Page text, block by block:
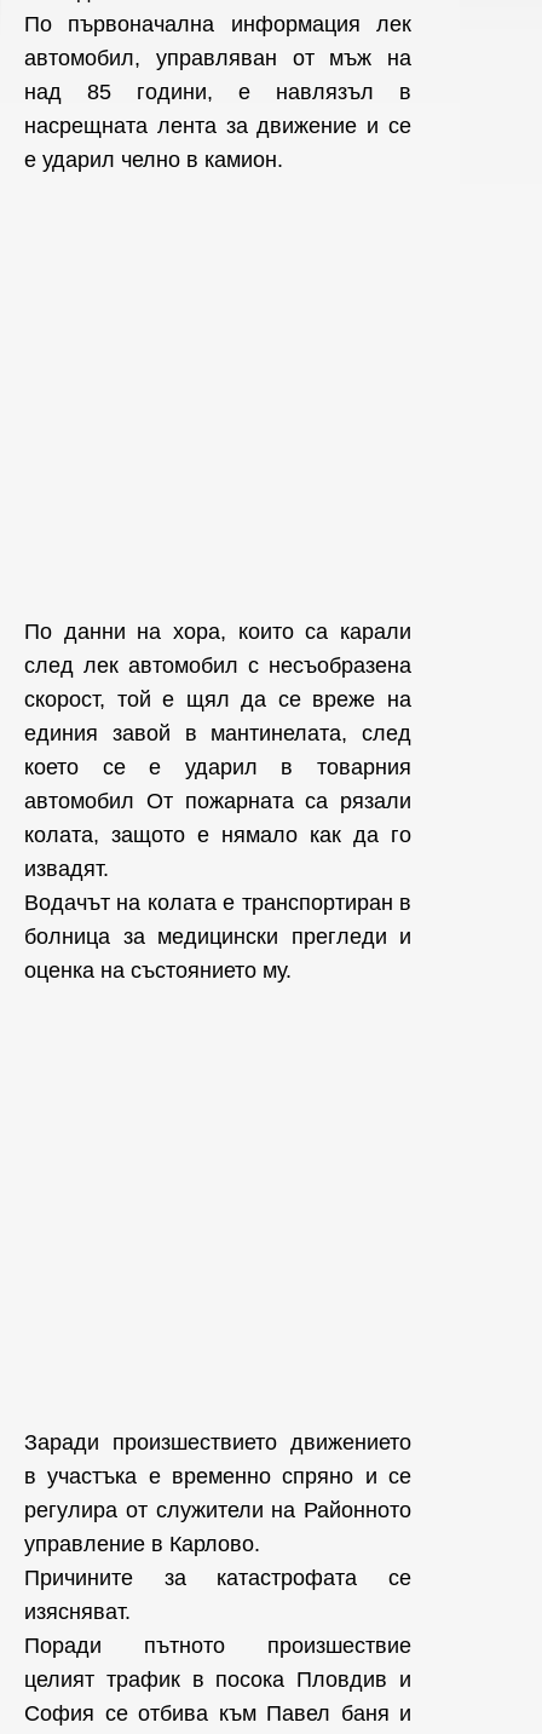
По първоначална информация лек
автомобил, управляван от мъж на
над 85 години, е навлязъл в
насрещната лента за движение и се
е ударил челно в камион.
По данни на хора, които са карали
след лек автомобил с несъобразена
скорост, той е щял да се вреже на
единия завой в мантинелата, след
което се е ударил в товарния
автомобил От пожарната са рязали
колата, защото е нямало как да го
извадят.
Водачът на колата е транспортиран в
болница за медицински прегледи и
оценка на състоянието му.
Заради произшествието движението
в участъка е временно спряно и се
регулира от служители на Районното
управление в Карлово.
Причините за катастрофата се
изясняват.
Поради пътното произшествие
целият трафик в посока Пловдив и
София се отбива към Павел баня и